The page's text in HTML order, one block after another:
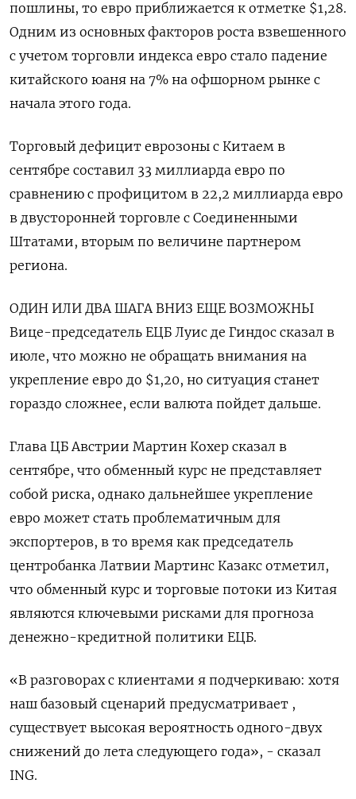
пошлины, то евро приближается к отметке $1,28.
Одним из основных факторов роста взвешенного
с учетом торговли индекса евро стало падение
китайского юаня на 7% на офшорном рынке с
начала этого года.
Торговый дефицит еврозоны с Китаем в
сентябре составил 33 миллиарда евро по
сравнению с профицитом в 22,2 миллиарда евро
в двусторонней торговле с Соединенными
Штатами, вторым по величине партнером
региона.
ОДИН ИЛИ ДВА ШАГА ВНИЗ ЕЩЕ ВОЗМОЖНЫ
Вице-председатель ЕЦБ Луис де Гиндос сказал в
июле, что можно не обращать внимания на
укрепление евро до $1,20, но ситуация станет
гораздо сложнее, если валюта пойдет дальше.
Глава ЦБ Австрии Мартин Кохер сказал в
сентябре, что обменный курс не представляет
собой риска, однако дальнейшее укрепление
евро может стать проблематичным для
экспортеров, в то время как председатель
центробанка Латвии Мартинс Казакс отметил,
что обменный курс и торговые потоки из Китая
являются ключевыми рисками для прогноза
денежно-кредитной политики ЕЦБ.
«В разговорах с клиентами я подчеркиваю: хотя
наш базовый сценарий предусматривает ,
существует высокая вероятность одного-двух
снижений до лета следующего года», - сказал
ING.